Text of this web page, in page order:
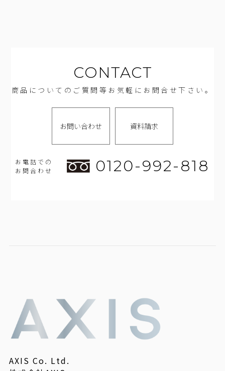
CONTACT
商品についてのご質問等お気軽にお問合せ下さい。
お問い合わせ 資料請求
お電話での
お問合わせ
0120-992-818
AXIS Co. Ltd.